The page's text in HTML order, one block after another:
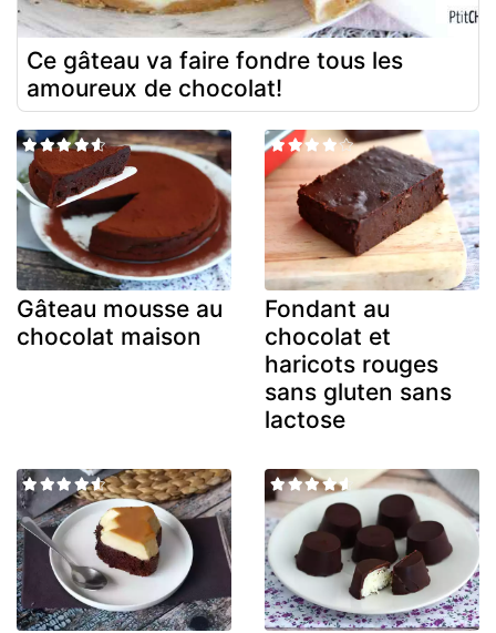
Ce gâteau va faire fondre tous les
amoureux de chocolat!
Gâteau mousse au
chocolat maison
Fondant au
chocolat et
haricots rouges
sans gluten sans
lactose